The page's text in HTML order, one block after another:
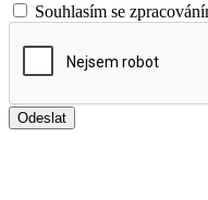
Souhlasím se
Odeslat